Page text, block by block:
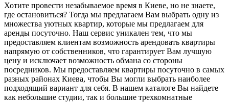
Хотите провести незабываемое время в Киеве, но не знаете,
где остановиться? Тогда мы предлагаем Вам выбрать одну из
множества уютных квартир, которые мы предлагаем для
аренды посуточно. Наш сервис уникален тем, что мы
предоставляем клиентам возможность арендовать квартиры
напрямую от собственников, что гарантирует Вам лучшую
цену и исключает возможность обмана со стороны
посредников. Мы предоставляем квартиры посуточно в самых
разных районах Киева, чтобы Вы могли выбрать наиболее
подходящий вариант для себя. В нашем каталоге Вы найдете
как небольшие студии, так и большие трехкомнатные